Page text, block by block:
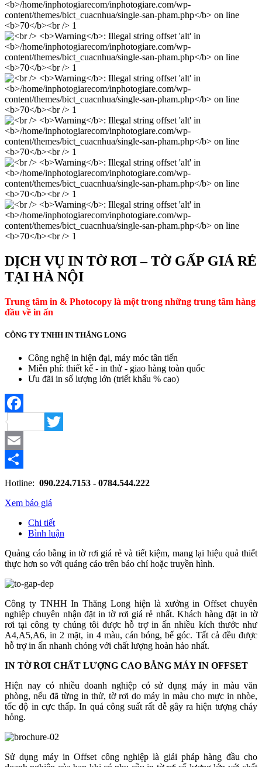
DỊCH VỤ IN TỜ RƠI – TỜ GẤP GIÁ RẺ
TẠI HÀ NỘI
Trung tâm in & Photocopy là một trong những trung tâm hàng
đầu về in ấn
CÔNG TY TNHH IN THĂNG LONG
Công nghệ in hiện đại, máy móc tân tiến
Miễn phí: thiết kế - in thử - giao hàng toàn quốc
Ưu đãi in số lượng lớn (triết khấu % cao)
Facebook
Twitter
Email
Share
Hotline: 090.224.7153 - 0784.544.222
Xem báo giá
Chi tiết
Bình luận
Quảng cáo bằng in tờ rơi giá rẻ và tiết kiệm, mang lại hiệu quả thiết
thực hơn so với quảng cáo trên báo chí hoặc truyền hình.
Công ty TNHH In Thăng Long hiện là xưởng in Offset chuyên
nghiệp chuyên nhận đặt in tờ rơi giá rẻ nhất. Khách hàng đặt in tờ
rơi tại công ty chúng tôi được hỗ trợ in ấn nhiều kích thước như
A4,A5,A6, in 2 mặt, in 4 màu, cán bóng, bế góc. Tất cả đều được
hỗ trợ in ấn nhanh chóng với chất lượng hoàn hảo nhất.
IN TỜ RƠI CHẤT LƯỢNG CAO BẰNG MÁY IN OFFSET
Hiện nay có nhiều doanh nghiệp có sử dụng máy in màu văn
phòng, nếu đã từng in thử, tờ rơi do máy in màu cho mực in nhòe,
tốc độ in cực thấp. In quá công suất rất dễ gây ra hiện tượng cháy
hỏng.
Sử dụng máy in Offset công nghiệp là giải pháp hàng đầu cho